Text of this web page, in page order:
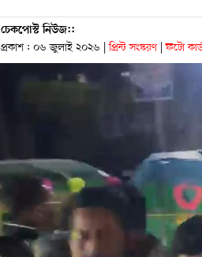
চেকপোস্ট নিউজ::
প্রকাশ : ০৬ জুলাই ২০২৬ | প্রিন্ট সংস্করণ | ফটো